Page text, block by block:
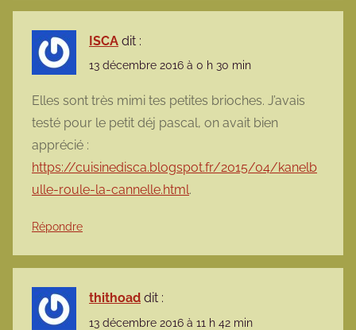
ISCA dit :
13 décembre 2016 à 0 h 30 min
Elles sont très mimi tes petites brioches. J’avais
testé pour le petit déj pascal, on avait bien
apprécié :
https://cuisinedisca.blogspot.fr/2015/04/kanelb
ulle-roule-la-cannelle.html.
Répondre
thithoad dit :
13 décembre 2016 à 11 h 42 min